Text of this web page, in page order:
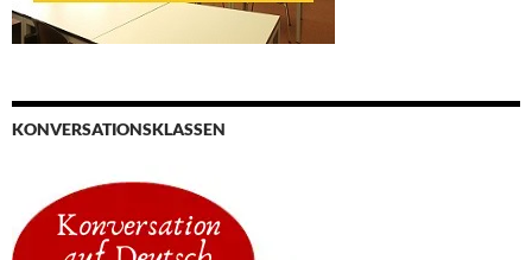
KONVERSATIONSKLASSEN